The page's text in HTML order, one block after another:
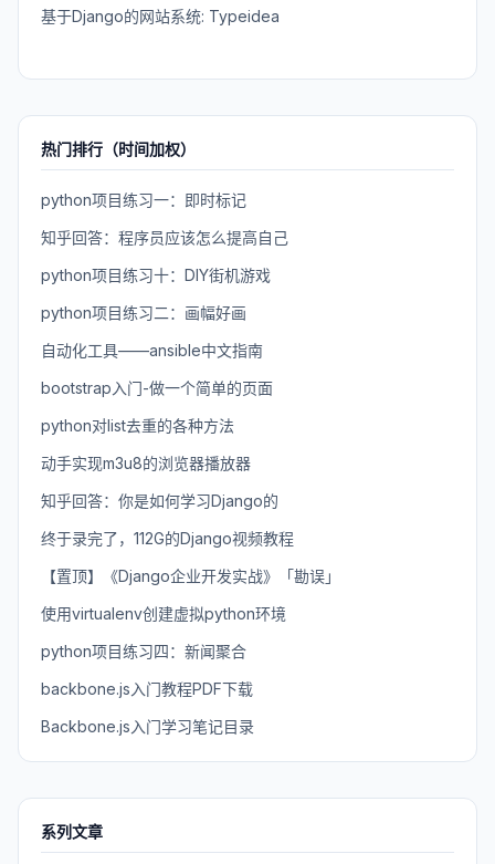
基于Django的网站系统: Typeidea
热门排行（时间加权）
python项目练习一：即时标记
知乎回答：程序员应该怎么提高自己
python项目练习十：DIY街机游戏
python项目练习二：画幅好画
自动化工具——ansible中文指南
bootstrap入门-做一个简单的页面
python对list去重的各种方法
动手实现m3u8的浏览器播放器
知乎回答：你是如何学习Django的
终于录完了，112G的Django视频教程
【置顶】《Django企业开发实战》「勘误」
使用virtualenv创建虚拟python环境
python项目练习四：新闻聚合
backbone.js入门教程PDF下载
Backbone.js入门学习笔记目录
系列文章